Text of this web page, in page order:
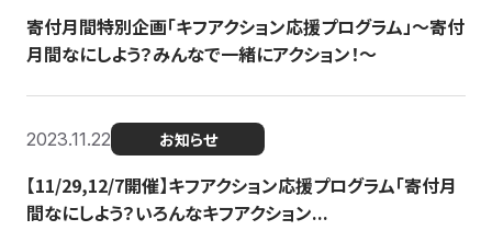
寄付月間特別企画「キフアクション応援プログラム」〜寄付
月間なにしよう？みんなで一緒にアクション！〜
2023.11.22 お知らせ
【11/29,12/7開催】キフアクション応援プログラム「寄付月
間なにしよう？いろんなキフアクション...